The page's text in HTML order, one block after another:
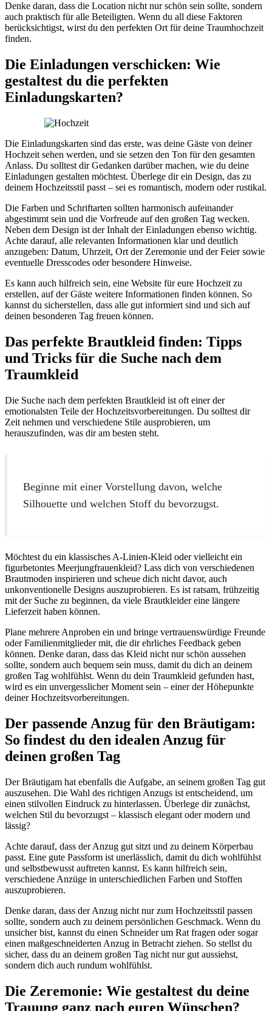
Denke daran, dass die Location nicht nur schön sein sollte, sondern
auch praktisch für alle Beteiligten. Wenn du all diese Faktoren
berücksichtigst, wirst du den perfekten Ort für deine Traumhochzeit
finden.
Die Einladungen verschicken: Wie
gestaltest du die perfekten
Einladungskarten?
Die Einladungskarten sind das erste, was deine Gäste von deiner
Hochzeit sehen werden, und sie setzen den Ton für den gesamten
Anlass. Du solltest dir Gedanken darüber machen, wie du deine
Einladungen gestalten möchtest. Überlege dir ein Design, das zu
deinem Hochzeitsstil passt – sei es romantisch, modern oder rustikal.
Die Farben und Schriftarten sollten harmonisch aufeinander
abgestimmt sein und die Vorfreude auf den großen Tag wecken.
Neben dem Design ist der Inhalt der Einladungen ebenso wichtig.
Achte darauf, alle relevanten Informationen klar und deutlich
anzugeben: Datum, Uhrzeit, Ort der Zeremonie und der Feier sowie
eventuelle Dresscodes oder besondere Hinweise.
Es kann auch hilfreich sein, eine Website für eure Hochzeit zu
erstellen, auf der Gäste weitere Informationen finden können. So
kannst du sicherstellen, dass alle gut informiert sind und sich auf
deinen besonderen Tag freuen können.
Das perfekte Brautkleid finden: Tipps
und Tricks für die Suche nach dem
Traumkleid
Die Suche nach dem perfekten Brautkleid ist oft einer der
emotionalsten Teile der Hochzeitsvorbereitungen. Du solltest dir
Zeit nehmen und verschiedene Stile ausprobieren, um
herauszufinden, was dir am besten steht.
Beginne mit einer Vorstellung davon, welche
Silhouette und welchen Stoff du bevorzugst.
Möchtest du ein klassisches A-Linien-Kleid oder vielleicht ein
figurbetontes Meerjungfrauenkleid? Lass dich von verschiedenen
Brautmoden inspirieren und scheue dich nicht davor, auch
unkonventionelle Designs auszuprobieren. Es ist ratsam, frühzeitig
mit der Suche zu beginnen, da viele Brautkleider eine längere
Lieferzeit haben können.
Plane mehrere Anproben ein und bringe vertrauenswürdige Freunde
oder Familienmitglieder mit, die dir ehrliches Feedback geben
können. Denke daran, dass das Kleid nicht nur schön aussehen
sollte, sondern auch bequem sein muss, damit du dich an deinem
großen Tag wohlfühlst. Wenn du dein Traumkleid gefunden hast,
wird es ein unvergesslicher Moment sein – einer der Höhepunkte
deiner Hochzeitsvorbereitungen.
Der passende Anzug für den Bräutigam:
So findest du den idealen Anzug für
deinen großen Tag
Der Bräutigam hat ebenfalls die Aufgabe, an seinem großen Tag gut
auszusehen. Die Wahl des richtigen Anzugs ist entscheidend, um
einen stilvollen Eindruck zu hinterlassen. Überlege dir zunächst,
welchen Stil du bevorzugst – klassisch elegant oder modern und
lässig?
Achte darauf, dass der Anzug gut sitzt und zu deinem Körperbau
passt. Eine gute Passform ist unerlässlich, damit du dich wohlfühlst
und selbstbewusst auftreten kannst. Es kann hilfreich sein,
verschiedene Anzüge in unterschiedlichen Farben und Stoffen
auszuprobieren.
Denke daran, dass der Anzug nicht nur zum Hochzeitsstil passen
sollte, sondern auch zu deinem persönlichen Geschmack. Wenn du
unsicher bist, kannst du einen Schneider um Rat fragen oder sogar
einen maßgeschneiderten Anzug in Betracht ziehen. So stellst du
sicher, dass du an deinem großen Tag nicht nur gut aussiehst,
sondern dich auch rundum wohlfühlst.
Die Zeremonie: Wie gestaltest du deine
Trauung ganz nach euren Wünschen?